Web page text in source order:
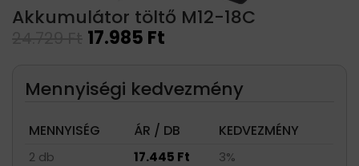
Akkumulátor töltő M12-18C
17.985 Ft
Mennyiségi kedvezmény
MENNYISÉG ÁR / DB KEDVEZMÉNY
2 db 17.445 Ft
3%